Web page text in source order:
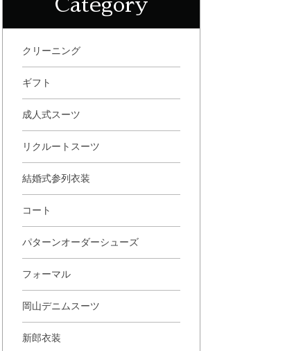
Category
クリーニング
ギフト
成人式スーツ
リクルートスーツ
結婚式参列衣装
コート
パターンオーダーシューズ
フォーマル
岡山デニムスーツ
新郎衣装